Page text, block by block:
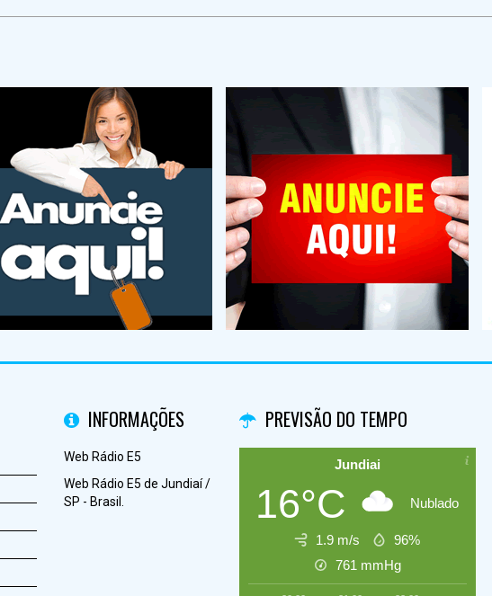
INFORMAÇÕES
Web Rádio E5
Web Rádio E5 de Jundiaí /
SP - Brasil.
PREVISÃO DO TEMPO
Jundiai
16°C Nublado
1.9 m/s
96%
761 mmHg